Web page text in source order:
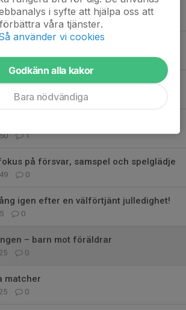
- Dante #71
0
0
matcher - idag firar vi gemenskap!
3
1
på försvar, samspel och spelglädje
0
igen efter en välförtjänt julledighet!
0
– barn mot föräldrar
0
matcher
0
i syfte att hjälpa oss att
förbättra våra tjänster.
använder vi cookies
Godkänn alla kakor
Bara nödvändiga